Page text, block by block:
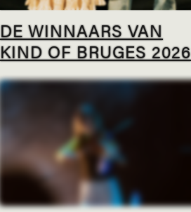
DE WINNAARS VAN
KIND OF BRUGES 2026